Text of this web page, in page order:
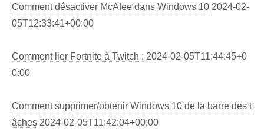
Comment désactiver McAfee dans Windows 10 2024-02-
05T12:33:41+00:00
Comment lier Fortnite à Twitch : 2024-02-05T11:44:45+0
0:00
Comment supprimer/obtenir Windows 10 de la barre des t
âches 2024-02-05T11:42:04+00:00